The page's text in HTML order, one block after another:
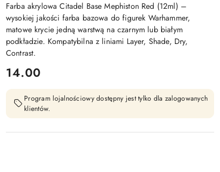
Farba akrylowa Citadel Base Mephiston Red (12ml) –
wysokiej jakości farba bazowa do figurek Warhammer,
matowe krycie jedną warstwą na czarnym lub białym
podkładzie. Kompatybilna z liniami Layer, Shade, Dry,
Contrast.
cena:
14.00
Program lojalnościowy dostępny jest tylko dla zalogowanych
klientów.